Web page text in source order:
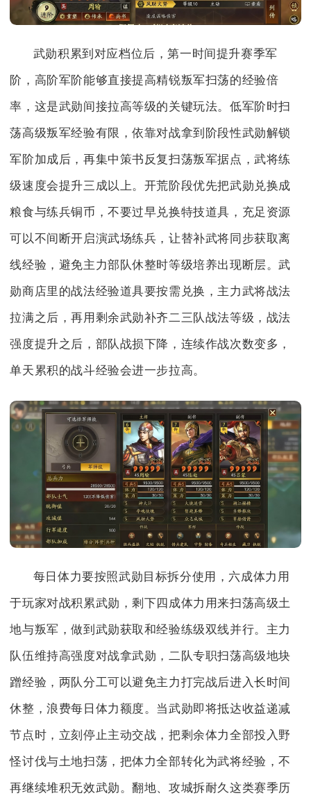
武勋积累到对应档位后，第一时间提升赛季军
阶，高阶军阶能够直接提高精锐叛军扫荡的经验倍
率，这是武勋间接拉高等级的关键玩法。低军阶时扫
荡高级叛军经验有限，依靠对战拿到阶段性武勋解锁
军阶加成后，再集中策书反复扫荡叛军据点，武将练
级速度会提升三成以上。开荒阶段优先把武勋兑换成
粮食与练兵铜币，不要过早兑换特技道具，充足资源
可以不间断开启演武场练兵，让替补武将同步获取离
线经验，避免主力部队休整时等级培养出现断层。武
勋商店里的战法经验道具要按需兑换，主力武将战法
拉满之后，再用剩余武勋补齐二三队战法等级，战法
强度提升之后，部队战损下降，连续作战次数变多，
单天累积的战斗经验会进一步拉高。
每日体力要按照武勋目标拆分使用，六成体力用
于玩家对战积累武勋，剩下四成体力用来扫荡高级土
地与叛军，做到武勋获取和经验练级双线并行。主力
队伍维持高强度对战拿武勋，二队专职扫荡高级地块
蹭经验，两队分工可以避免主力打完战后进入长时间
休整，浪费每日体力额度。当武勋即将抵达收益递减
节点时，立刻停止主动交战，把剩余体力全部投入野
怪讨伐与土地扫荡，把体力全部转化为武将经验，不
再继续堆积无效武勋。翻地、攻城拆耐久这类赛季历